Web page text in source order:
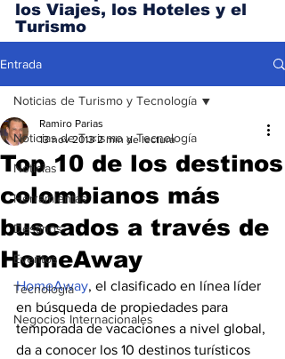
los Viajes, los Hoteles y el
Turismo
Entrada
Noticias de Turismo y Tecnología
Noticias
Herramientas
Destinos
Eventos
Tecnología
Negocios Internacionales
Noticias de Turismo y Tecnología
Top 10 de los destinos
colombianos más
buscados a través de
HomeAway
Ramiro Parias
13 nov 2013 2 min de lectura
HomeAway, el clasificado en línea líder
en búsqueda de propiedades para
temporada de vacaciones a nivel global,
da a conocer los 10 destinos turísticos